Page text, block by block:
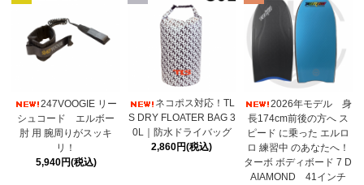
247VOOGIE リー
シュコード エルボー
肘 用 腕周りがスッキ
リ！
5,940円(税込)
ネコポス対応！TL
S DRY FLOATER BAG 3
0L｜防水ドライバッグ
2,860円(税込)
2026年モデル 身
長174cm前後の方へ ス
ピード に乗った エルロ
ロ 練習中 のあなたへ！
ターボ ボディボード 7 D
AIAMOND 41インチ